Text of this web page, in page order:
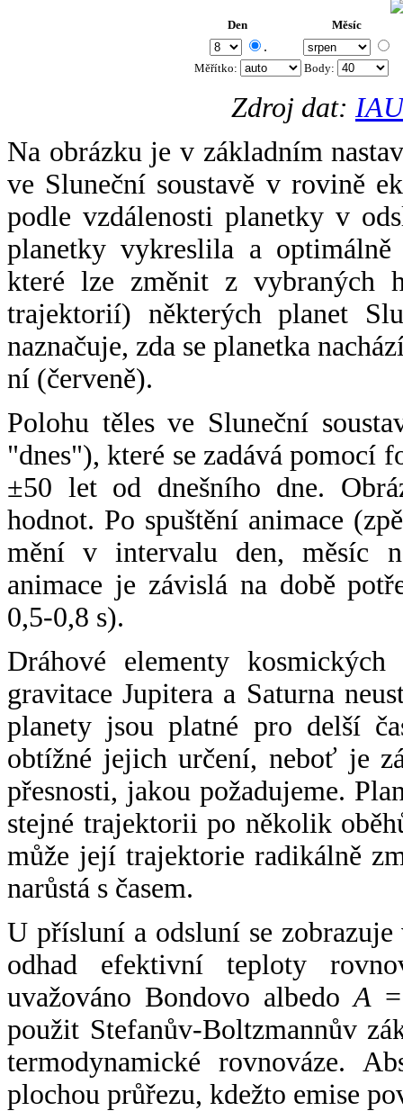
Den Měsíc
.
Měřítko: Body:
Zdroj dat:
Na obrázku je v základním
ve Sluneční soustavě v rovině
podle vzdálenosti planetky v
planetky vykreslila a
které lze změnit z vybraných
trajektorií) některých planet
naznačuje, zda se planetka
ní (červeně).
Polohu těles ve Sluneční
"dnes"), které se zadává pomocí
±50 let od dnešního dne.
hodnot. Po spuštění animace
mění v intervalu den, měsíc
animace je závislá na době
0,5-0,8 s).
Dráhové elementy
gravitace Jupitera a Saturna
planety jsou platné pro delší
obtížné jejich určení, neboť je
přesnosti, jakou požadujeme.
stejné trajektorii po několik
může její trajektorie radikálně
narůstá s časem.
U přísluní a odsluní se
odhad efektivní teploty
uvažováno Bondovo albedoA
použit Stefanův-Boltzmannův
termodynamické rovnováze.
plochou průřezu, kdežto emise